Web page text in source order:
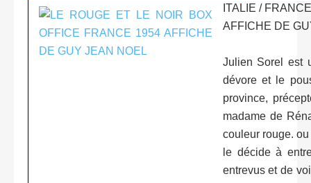
ITALIE /
AFFICHE DE
Julien Sorel est
dévore et le
province,
madame de
couleur rouge.
le décide à
entrevus et de